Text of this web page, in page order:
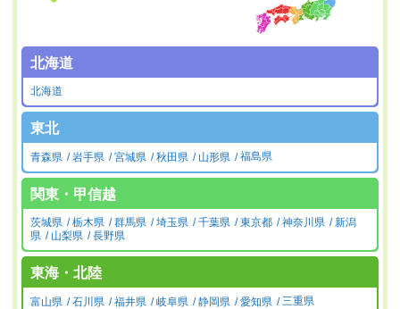
北海道
北海道
東北
青森県 岩手県 宮城県 秋田県 山形県 福島県
関東・甲信越
茨城県 栃木県 群馬県 埼玉県 千葉県 東京都 神奈川県
新潟
県
山梨県 長野県
東海・北陸
富山県 石川県 福井県 岐阜県 静岡県 愛知県 三重県